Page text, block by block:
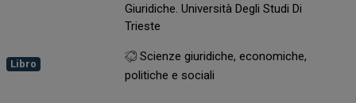
Libro
Giuridiche. Università Degli Studi Di
Trieste
Scienze giuridiche, economiche,
politiche e sociali